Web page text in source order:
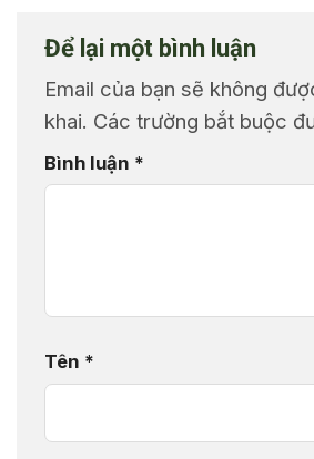
Để lại một bình luận
Email của bạn sẽ không
khai. Các trường bắt buộc
Bình luận *
Tên *